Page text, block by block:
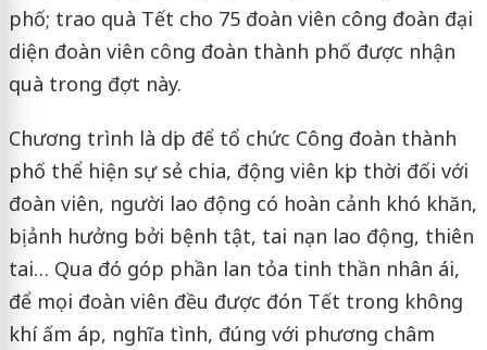
phố; trao quà Tết cho 75 đoàn viên công đoàn đại
diện đoàn viên công đoàn thành phố được nhận
quà trong đợt này.
Chương trình là dịp để tổ chức Công đoàn thành
phố thể hiện sự sẻ chia, động viên kịp thời đối với
đoàn viên, người lao động có hoàn cảnh khó khăn,
bị ảnh hưởng bởi bệnh tật, tai nạn lao động, thiên
tai… Qua đó góp phần lan tỏa tinh thần nhân ái,
để mọi đoàn viên đều được đón Tết trong không
khí ấm áp, nghĩa tình, đúng với phương châm